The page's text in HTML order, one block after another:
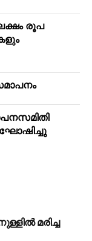
രൂപ
മരിച്ച